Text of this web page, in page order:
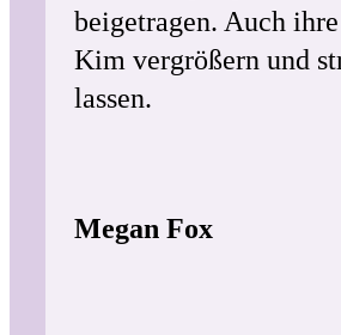
beigetragen. Auch
Kim vergrößern und
lassen.
Megan Fox